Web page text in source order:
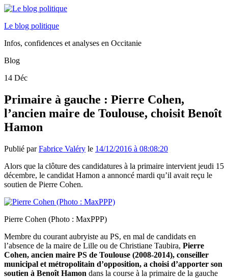
Le blog politique
Infos, confidences et analyses en Occitanie
Blog
14 Déc
Primaire à gauche : Pierre Cohen,
l’ancien maire de Toulouse, choisit Benoît
Hamon
Publié parFabrice Valéry le 14/12/2016 à 08:08:20
Alors que la clôture des candidatures à la primaire intervient jeudi 15
décembre, le candidat Hamon a annoncé mardi qu’il avait reçu le
soutien de Pierre Cohen.
Pierre Cohen (Photo : MaxPPP)
Membre du courant aubryiste au PS, en mal de candidats en
l’absence de la maire de Lille ou de Christiane Taubira, Pierre
Cohen, ancien maire PS de Toulouse (2008-2014), conseiller
municipal et métropolitain d’opposition, a choisi d’apporter son
soutien à Benoît Hamon dans la course à la primaire de la gauche